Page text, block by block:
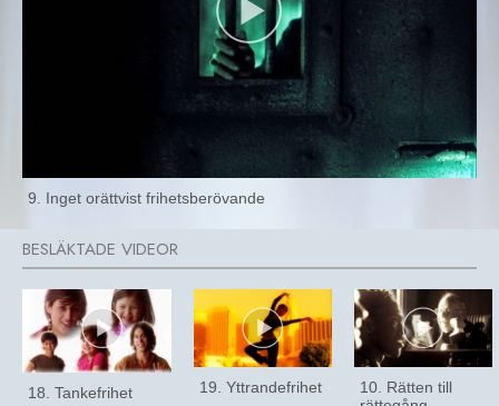
9. Inget orättvist frihetsberövande
18. Tankefrihet 19. Yttrandefrihet
10. Rätten till